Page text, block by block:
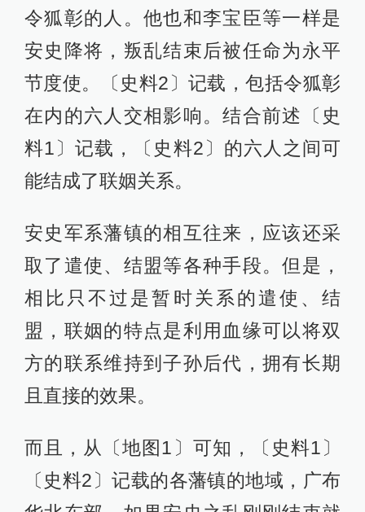
令狐彰的人。他也和李宝臣等一样是
安史降将，叛乱结束后被任命为永平
节度使。〔史料2〕记载，包括令狐彰
在内的六人交相影响。结合前述〔史
料1〕记载，〔史料2〕的六人之间可
能结成了联姻关系。
安史军系藩镇的相互往来，应该还采
取了遣使、结盟等各种手段。但是，
相比只不过是暂时关系的遣使、结
盟，联姻的特点是利用血缘可以将双
方的联系维持到子孙后代，拥有长期
且直接的效果。
而且，从〔地图1〕可知，〔史料1〕
〔史料2〕记载的各藩镇的地域，广布